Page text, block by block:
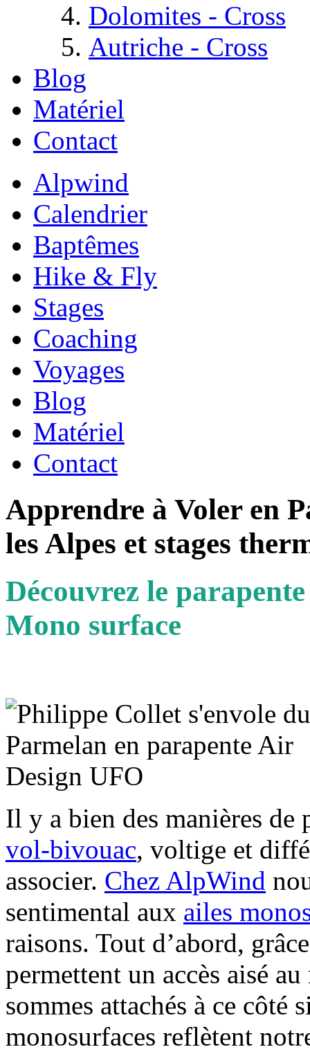
Dolomites - Cross
Autriche - Cross
Blog
Matériel
Contact
Alpwind
Calendrier
Baptêmes
Hike & Fly
Stages
Coaching
Voyages
Blog
Matériel
Contact
Apprendre à Voler en
les Alpes et stages
Découvrez le
Mono surface
Il y a bien des manières de
vol-bivouac, voltige et
associer. Chez AlpWind
sentimental aux ailes
raisons. Tout d’abord,
permettent un accès aisé
sommes attachés à ce côté
monosurfaces reflètent